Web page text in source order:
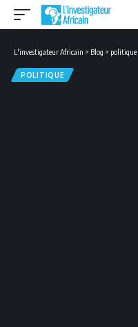
L'investigateur Africain > Blog > politique
POLITIQUE